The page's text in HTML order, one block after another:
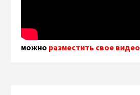
можно разместить свое видео